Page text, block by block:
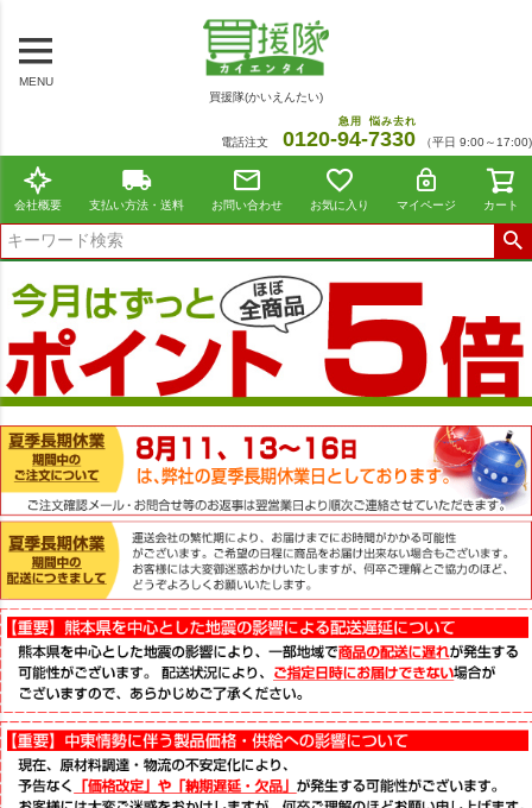
MENU
買援隊(かいえんたい)
電話注文 0120-94
急用
-7330
悩み去れ
（平日 9:00～17:00)
会社概要 支払い方法・送料 お問い合わせ お気に入り マイページ カート